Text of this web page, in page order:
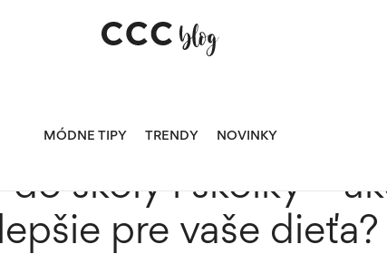
MÓDNE TIPY TRENDY NOVINKY
školy i škôlky –
pre vaše dieťa?